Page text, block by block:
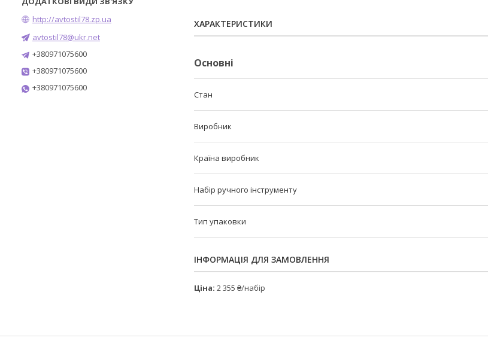
ХАРАКТЕРИСТИКИ
Основні
Стан
Виробник
Країна виробник
Набір ручного інструменту
Тип упаковки
ІНФОРМАЦІЯ ДЛЯ ЗАМОВЛЕННЯ
Ціна: 2 355 ₴/набір
http://avtostil78.zp.ua
avtostil78@ukr.net
+380971075600
+380971075600
+380971075600